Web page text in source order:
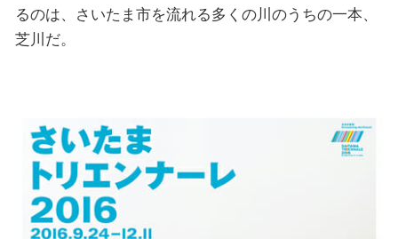
るのは、さいたま市を流れる多くの川のうちの一本、
芝川だ。